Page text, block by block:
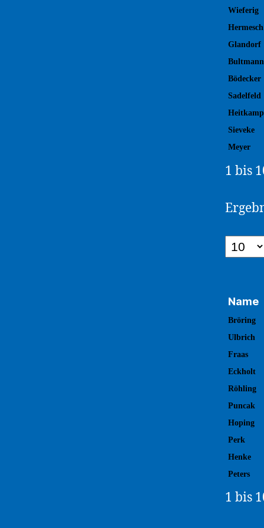
Wieferig
Hermesch
Glandorf
Bultmann
Bödecker
Sadelfeld
Heitkamp
Sieveke
Meyer
1 bis
Name
Name
Bröring
Ulbrich
Fraas
Eckholt
Röhling
Puncak
Hoping
Perk
Henke
Peters
1 bis